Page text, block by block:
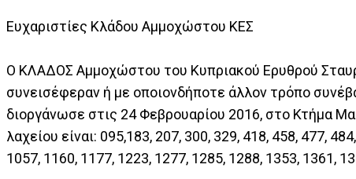
Ευχαριστίες Κλάδου Αμμοχώστου ΚΕΣ
Ο ΚΛΑΔΟΣ Αμμοχώστου του Κυπριακού Ερυθρού
συνεισέφεραν ή με οποιονδήποτε άλλον τρόπο
διοργάνωσε στις 24 Φεβρουαρίου 2016, στο Κτήμα
λαχείου είναι: 095,183, 207, 300, 329, 418, 458, 477,
1057, 1160, 1177, 1223, 1277, 1285, 1288, 1353, 1361,